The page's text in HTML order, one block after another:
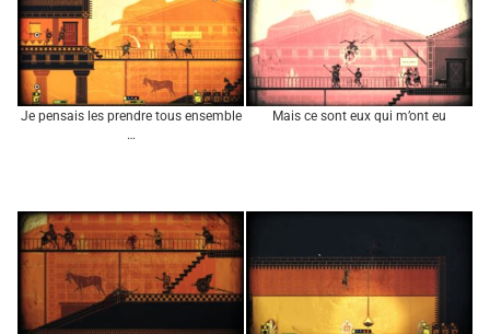
Je pensais les prendre tous ensemble
…
Mais ce sont eux qui m’ont eu